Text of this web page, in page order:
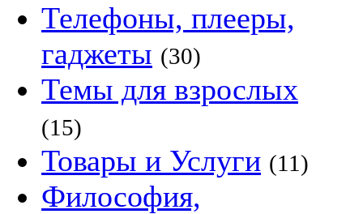
Телефоны, плееры,
гаджеты (30)
Темы для взрослых
(15)
Товары и Услуги (11)
Философия,